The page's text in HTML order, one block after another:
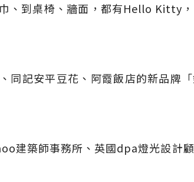
、到桌椅、牆面，都有Hello Kitty
同記安平豆花、阿霞飯店的新品牌
建築師事務所、英國dpa燈光設計